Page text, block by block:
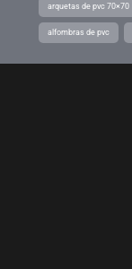
arquetas de pvc 70×70
alfombras de pvc